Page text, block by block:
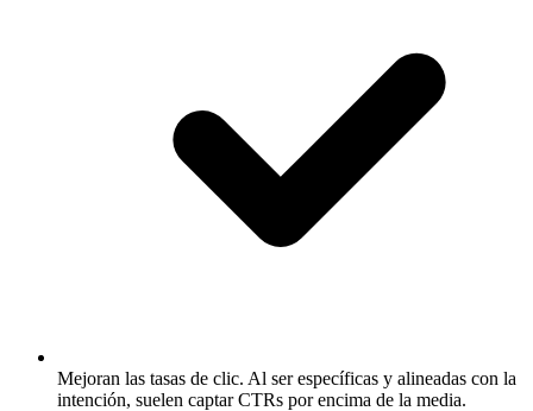
Mejoran las tasas de clic. Al ser específicas y alineadas con la
intención, suelen captar CTRs por encima de la media.